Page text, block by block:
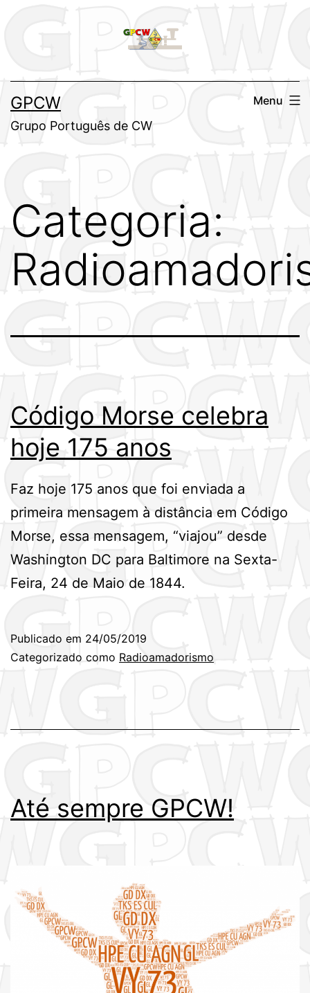
conteúdo
GPCW
Grupo Português de CW
Menu
Categoria:
Código Morse celebra
hoje 175 anos
Faz hoje 175 anos que foi enviada a
primeira mensagem à distância em Código
Morse, essa mensagem, “viajou” desde
Washington DC para Baltimore na Sexta-
Feira, 24 de Maio de 1844.
Publicado em 24/05/2019
Categorizado como Radioamadorismo
Até sempre GPCW!